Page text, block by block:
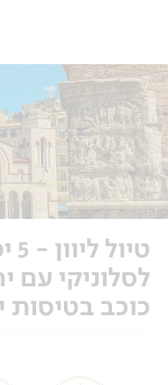
לסלוניקי עם
כוכב בטיסות